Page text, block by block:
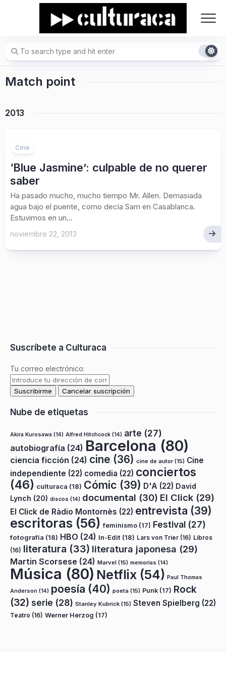
Match point
2013
Cine
‘Blue Jasmine’: culpable de no querer
saber
Ha pasado mucho, mucho tiempo Mr. Allen. Demasiada
agua bajo el puente, como decía Sam en Casablanca.
Estuvimos en un...
noviembre 22, 2013
Suscríbete a Culturaca
Tu correo electrónico:
Nube de etiquetas
Akira Kurosawa (14) Alfred Hitchcock (14) arte (27)
autobiografía (24) Barcelona (80)
ciencia ficción (24) cine (36) cine de autor(15) Cine
independiente (22) comedia (22) conciertos
(46) culturaca (18) Cómic (39) D'A (22) David
Lynch (20) discos (14) documental (30) El Click (29)
El Click de Ràdio Montornès (22) entrevista (39)
escritoras (56) feminismo (17) Festival (27)
fotografía (18) HBO (24) In-Edit (18) Lars von Trier (16) Libros
(16) literatura (33) literatura japonesa (29)
Martin Scorsese (24) Marvel (15) memorias (14)
Música (80) Netflix (54) Paul Thomas
Anderson (14) poesía (40) poeta (15) Punk (17) Rock
(32) serie (28) Stanley Kubrick (15) Steven Spielberg (22)
Teatro (16) Werner Herzog (17)